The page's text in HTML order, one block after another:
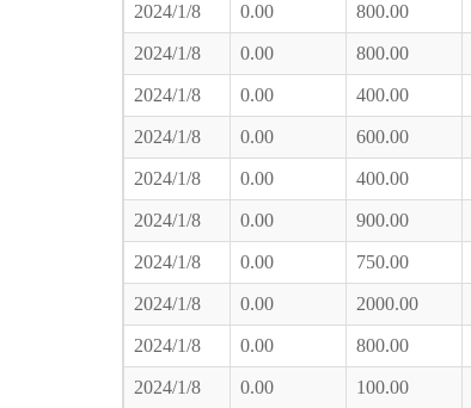
2024/1/8 0.00 800.00
2024/1/8 0.00 800.00
2024/1/8 0.00 400.00
2024/1/8 0.00 600.00
2024/1/8 0.00 400.00
2024/1/8 0.00 900.00
2024/1/8 0.00 750.00
2024/1/8 0.00 2000.00
2024/1/8 0.00 800.00
2024/1/8 0.00 100.00